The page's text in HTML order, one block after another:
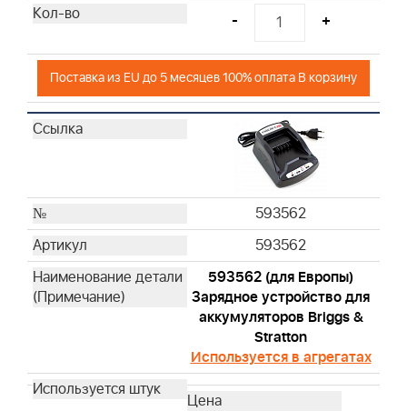
- +
Поставка из EU до 5 месяцев 100% оплата В корзину
593562
593562
593562 (для Европы)
Зарядное устройство для
аккумуляторов Briggs &
Stratton
Используется в агрегатах